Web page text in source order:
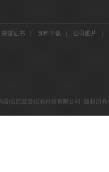
荣誉证书 资料下载 公司图片
器|合肥蓝茵仪表科技有限公司 -版权所有